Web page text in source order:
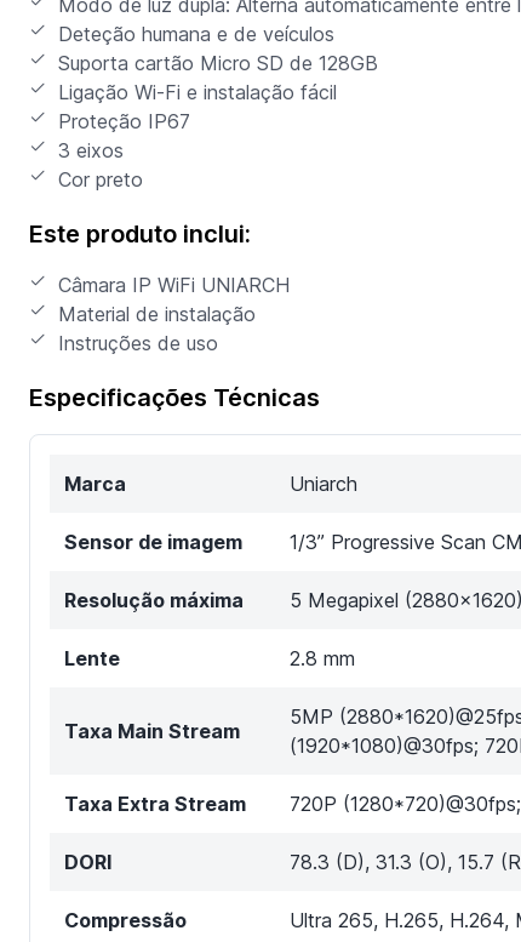
Deteção humana e de veículos
Suporta cartão Micro SD de 128GB
Ligação Wi-Fi e instalação fácil
Proteção IP67
3 eixos
Cor preto
Este produto inclui:
Câmara IP WiFi UNIARCH
Material de instalação
Instruções de uso
Especificações Técnicas
Marca Uniarch
Sensor de imagem 1/3” Progressive Scan
Resolução máxima 5 Megapixel (2880x1620)
Lente 2.8 mm
Taxa Main Stream
5MP
(1920*1080)@30fps;
Taxa Extra Stream 720P
DORI 78.3 (D), 31.3 (O), 15.7
Compressão Ultra 265, H.265, H.264,